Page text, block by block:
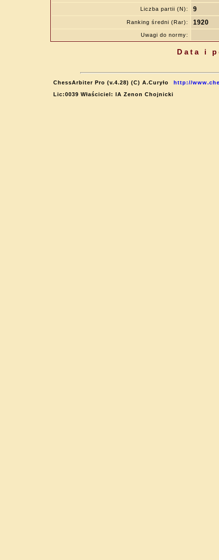
Liczba partii (N): 9
Ranking średni (Rar): 1920
Uwagi do normy:
Data i
ChessArbiter Pro (v.4.28) (C) A.Curyło
http://
Lic:0039 Właściciel: IA Zenon Chojnicki